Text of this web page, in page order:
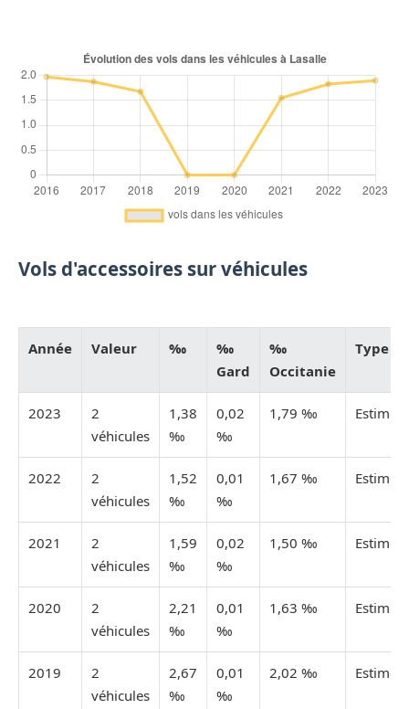
Vols d'accessoires sur véhicules
Année Valeur ‰
‰
Gard
‰
Occitanie
Type
2023
2
véhicules
1,38
‰
0,02
‰
1,79 ‰ Estimée
2022
2
véhicules
1,52
‰
0,01
‰
1,67 ‰ Estimée
2021
2
véhicules
1,59
‰
0,02
‰
1,50 ‰ Estimée
2020
2
véhicules
2,21
‰
0,01
‰
1,63 ‰ Estimée
2019
2
véhicules
2,67
‰
0,01
‰
2,02 ‰ Estimée